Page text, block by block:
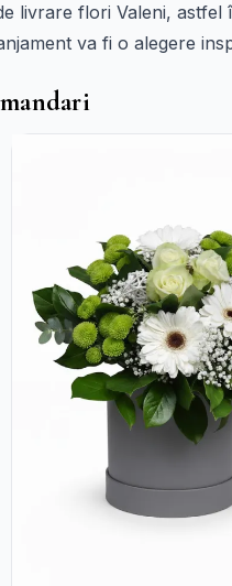
livrare flori Valeni,
va fi o alegere